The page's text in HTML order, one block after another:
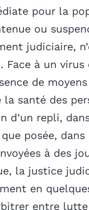
pour la
ou
judiciaire,
Face à un
de
la santé des
d’un repli,
posée,
à des
la justice
en
entre